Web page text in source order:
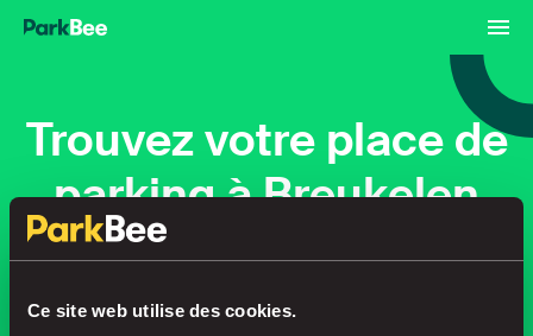
Ce site web utilise des cookies.
Trouvez votre place de
parking à Breukelen